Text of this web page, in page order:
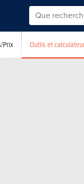
Prix Outils et